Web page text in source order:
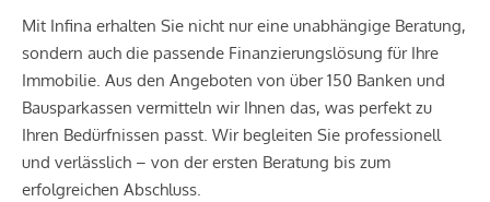
Mit Infina erhalten Sie nicht nur eine unabhängige Beratung,
sondern auch die passende Finanzierungslösung für Ihre
Immobilie. Aus den Angeboten von über 150 Banken und
Bausparkassen vermitteln wir Ihnen das, was perfekt zu
Ihren Bedürfnissen passt. Wir begleiten Sie professionell
und verlässlich – von der ersten Beratung bis zum
erfolgreichen Abschluss.